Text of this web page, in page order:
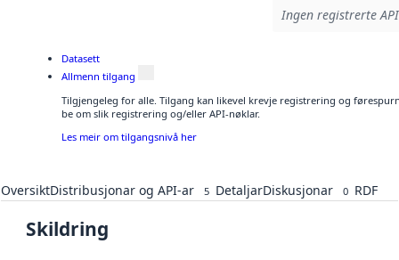
Ingen registrerte
Datasett
Allmenn tilgang
Tilgjengeleg for alle. Tilgang kan likevel krevje registrering og
be om slik registrering og/eller API-nøklar.
Les meir om tilgangsnivå her
OversiktDistribusjonar og API-ar 5 DetaljarDiskusjonar 0 RDF
Skildring